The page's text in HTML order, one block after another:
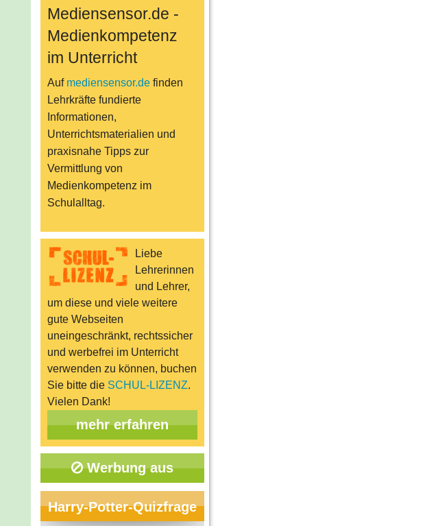
Mediensensor.de -
Medienkompetenz
im Unterricht
Auf mediensensor.definden
Lehrkräfte fundierte
Informationen,
Unterrichtsmaterialien und
praxisnahe Tipps zur
Vermittlung von
Medienkompetenz im
Schulalltag.
Liebe
Lehrerinnen
und Lehrer,
um diese und viele weitere
gute Webseiten
uneingeschränkt, rechtssicher
und werbefrei im Unterricht
verwenden zu können, buchen
Sie bitte die SCHUL-LIZENZ.
Vielen Dank!
mehr erfahren
Werbung aus
Harry-Potter-Quizfrage